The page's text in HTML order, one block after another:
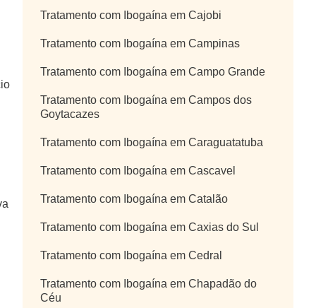
Tratamento com Ibogaína em Cajobi
Tratamento com Ibogaína em Campinas
Tratamento com Ibogaína em Campo Grande
Tratamento com Ibogaína em Campos dos
Goytacazes
Tratamento com Ibogaína em Caraguatatuba
Tratamento com Ibogaína em Cascavel
Tratamento com Ibogaína em Catalão
Tratamento com Ibogaína em Caxias do Sul
Tratamento com Ibogaína em Cedral
Tratamento com Ibogaína em Chapadão do
Céu